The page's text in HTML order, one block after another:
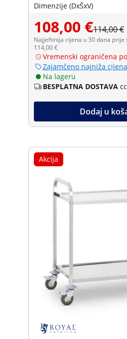
Dimenzije (DxŠxV)
108,00 €114,00 €
Najjeftinija cijena u 30 dana prije
114,00 €
Vremenski ograničena
Zajamčeno najniža cijena
Na lageru
BESPLATNA DOSTAVA
Dodaj u
Akcija